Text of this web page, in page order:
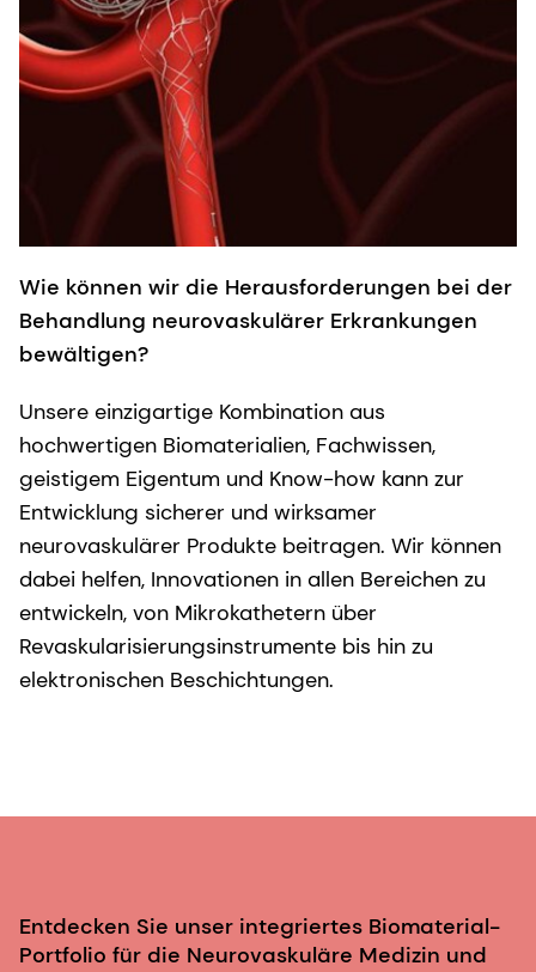
Wie können wir die Herausforderungen bei der
Behandlung neurovaskulärer Erkrankungen
bewältigen?
Unsere einzigartige Kombination aus
hochwertigen Biomaterialien, Fachwissen,
geistigem Eigentum und Know-how kann zur
Entwicklung sicherer und wirksamer
neurovaskulärer Produkte beitragen. Wir können
dabei helfen, Innovationen in allen Bereichen zu
entwickeln, von Mikrokathetern über
Revaskularisierungsinstrumente bis hin zu
elektronischen Beschichtungen.
Entdecken Sie unser integriertes Biomaterial-
Portfolio für die Neurovaskuläre Medizin und